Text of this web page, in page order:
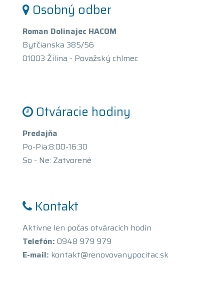
Osobný odber
Roman Dolinajec HACOM
Bytčianska 385/56
01003 Žilina - Považský chlmec
Otváracie hodiny
Predajňa
Po-Pia:8:00-16:30
So - Ne: Zatvorené
Kontakt
Aktívne len počas otváracích hodín
Telefón: 0948 979 979
E-mail: kontakt@renovovanypocitac.sk